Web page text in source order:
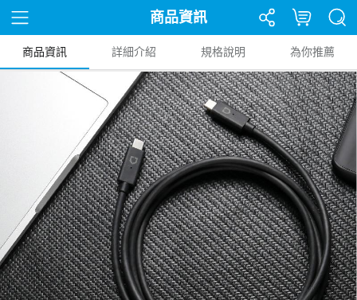
商品資訊
商品資訊 詳細介紹 規格說明 為你推薦